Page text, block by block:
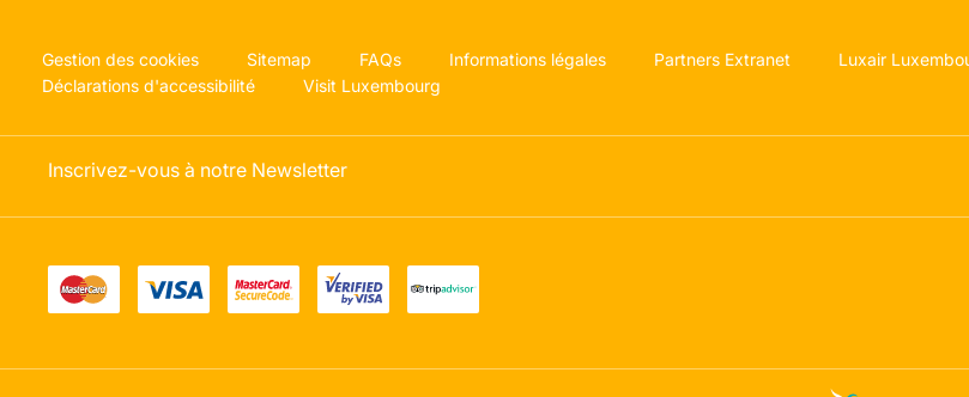
Gestion des cookies Sitemap FAQs Informations légales Partners Extranet Luxair
Déclarations d'accessibilité
Visit Luxembourg
Inscrivez-vous à notre Newsletter